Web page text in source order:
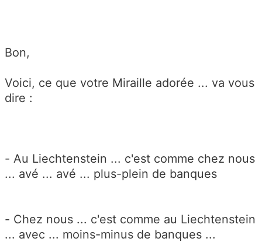
Bon,
Voici, ce que votre Miraille adorée ... va vous
dire :
- Au Liechtenstein ... c'est comme chez nous
... avé ... avé ... plus-plein de banques
- Chez nous ... c'est comme au Liechtenstein
... avec ... moins-minus de banques ...